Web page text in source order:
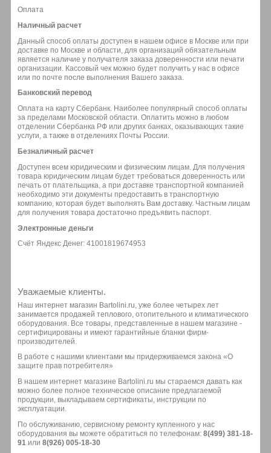
Оплата
Наличный расчет
Данный способ оплаты доступен в нашем офисе в Москве или при
доставке по Москве и области, для организаций обязательным
является наличие у получателя заказа доверенности или печати
организации. Кассовый чек можно будет получить у нас в офисе
или по почте после выполнения Вашего заказа.
Банковский перевод
Оплата на карту Сбербанк. Наиболее популярный способ оплаты
за пределами Московской области. Оплатить можно в любом
отделении Сбербанка РФ или других банках, оказывающих такие
услуги, а также в отделениях Почты России.
Безналичный расчет
Доступен всем юридическим и физическим лицам. Для получения
товара юридическим лицам будет требоваться доверенность или
печать от плательщика, а при доставке транспортной компанией
необходимо эти документы предоставить в транспортную
компанию, которая будет выполнять Вам доставку. Частным лицам
для получения товара достаточно предъявить паспорт.
Электронные деньги
Счёт Яндекс Денег: 41001819674953
Уважаемые клиенты.
Наш интернет магазин Bartolini.ru, уже более четырех лет
занимается продажей теплового, отопительного и климатического
оборудования. Все товары, представленные в нашем магазине -
сертифицированы и имеют гарантийные бланки фирм-
производителей.
В работе с нашими клиентами мы придерживаемся закона «О
защите прав потребителя»
В нашем интернет магазине Bartolini.ru мы стараемся давать как
можно более полное техническое описание предлагаемой
продукции, выкладываем сертификаты, инструкции по
эксплуатации.
По обслуживанию, сервисному ремонту купленного у нас
оборудования вы можете обратиться по телефонам: 8(499) 381-18-
91 или 8(926) 005-18-30